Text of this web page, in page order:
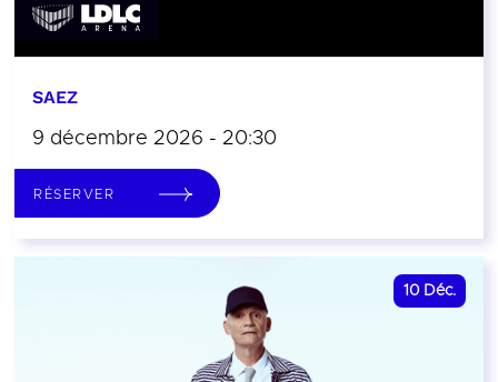
SAEZ
9 décembre 2026 - 20:30
RÉSERVER
10 Déc.